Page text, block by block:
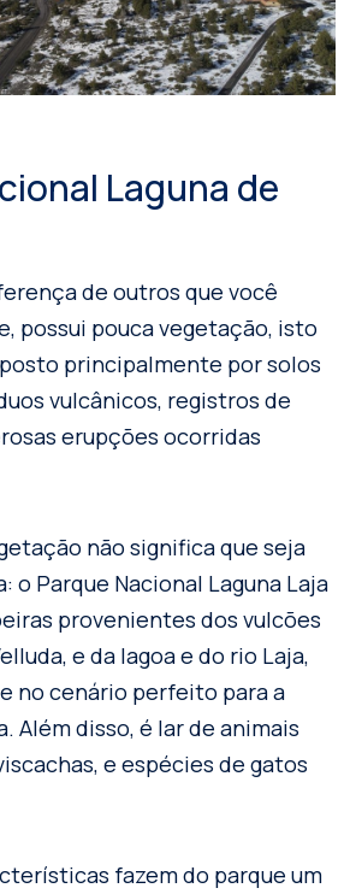
Laguna de
de outros que você
possui pouca vegetação, isto
principalmente por solos
vulcânicos, registros de
erupções ocorridas
não significa que seja
o Parque Nacional Laguna Laja
provenientes dos vulcões
e da lagoa e do rio Laja,
no cenário perfeito para a
Além disso, é lar de animais
e espécies de gatos
fazem do parque um